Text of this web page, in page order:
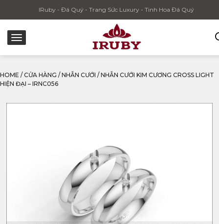
IRuby - Đá Quý - Trang Sức Luxury - Tinh Hoa Đá Quý
HOME / CỬA HÀNG / NHẪN CƯỚI / NHẪN CƯỚI KIM CƯƠNG CROSS LIGHT
HIỆN ĐẠI – IRNC056